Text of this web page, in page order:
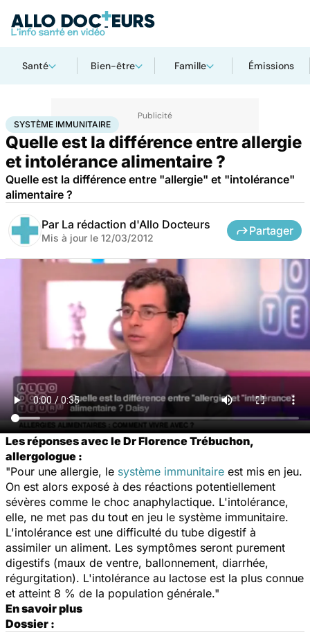
Santé Bien-être Famille Émissions
AccueilSantéMaladiesSystème immunitaire
SYSTÈME IMMUNITAIRE
Quelle est la différence entre allergie
et intolérance alimentaire ?
Quelle est la différence entre "allergie" et "intolérance"
alimentaire ?
Par La rédaction d'Allo Docteurs
Mis à jour le 12/03/2012
Partager
Les réponses avec le Dr Florence Trébuchon,
allergologue :
"Pour une allergie, le système immunitaire est mis en jeu.
On est alors exposé à des réactions potentiellement
sévères comme le choc anaphylactique. L'intolérance,
elle, ne met pas du tout en jeu le système immunitaire.
L'intolérance est une difficulté du tube digestif à
assimiler un aliment. Les symptômes seront purement
digestifs (maux de ventre, ballonnement, diarrhée,
régurgitation). L'intolérance au lactose est la plus connue
et atteint 8 % de la population générale."
En savoir plus
Dossier :